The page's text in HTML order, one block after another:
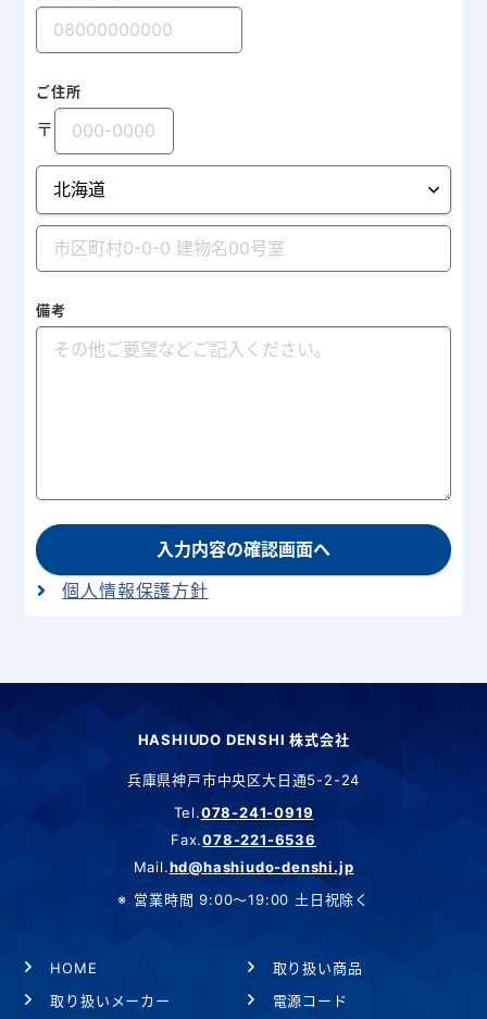
ご住所
〒
備考
入力内容の確認画面へ
個人情報保護方針
HASHIUDO DENSHI 株式会社
兵庫県神戸市中央区大日通5-2-24
Tel.078-241-0919
Fax.078-221-6536
Mail.hd@hashiudo-denshi.jp
営業時間 9:00～19:00 土日祝除く
HOME
取り扱い商品
取り扱いメーカー
電源コード